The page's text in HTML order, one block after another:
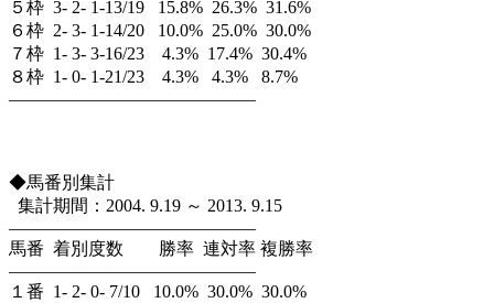
５枠 3- 2- 1-13/19 15.8% 26.3% 31.6%
６枠 2- 3- 1-14/20 10.0% 25.0% 30.0%
７枠 1- 3- 3-16/23 4.3% 17.4% 30.4%
８枠 1- 0- 1-21/23 4.3% 4.3% 8.7%
——————————————
◆馬番別集計
集計期間：2004. 9.19 ～ 2013. 9.15
——————————————
馬番 着別度数 勝率 連対率 複勝率
——————————————
１番 1- 2- 0- 7/10 10.0% 30.0% 30.0%